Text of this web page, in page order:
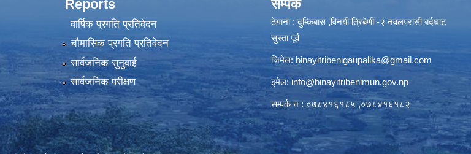
Reports
वार्षिक प्रगति प्रतिवेदन
चौमासिक प्रगति प्रतिवेदन
सार्वजनिक सुनुवाई
सार्वजनिक परीक्षण
सम्पर्क
ठेगाना : दुम्किबास ,विनयी त्रिबेणी -२ नवलपरासी बर्दघाट
सुस्ता पूर्व
जिमेल: binayitribenigaupalika@gmail.com
इमेल: info@binayitribenimun.gov.np
सम्पर्क न : ०७८४१६१८५ ,०७८४१६१८२